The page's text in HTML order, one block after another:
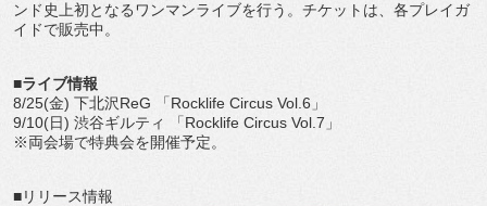
ンド史上初となるワンマンライブを行う。チケットは、各プレイガ
イドで販売中。
■ライブ情報
8/25(金) 下北沢ReG 「Rocklife Circus Vol.6」
9/10(日) 渋谷ギルティ 「Rocklife Circus Vol.7」
※両会場で特典会を開催予定。
■リリース情報